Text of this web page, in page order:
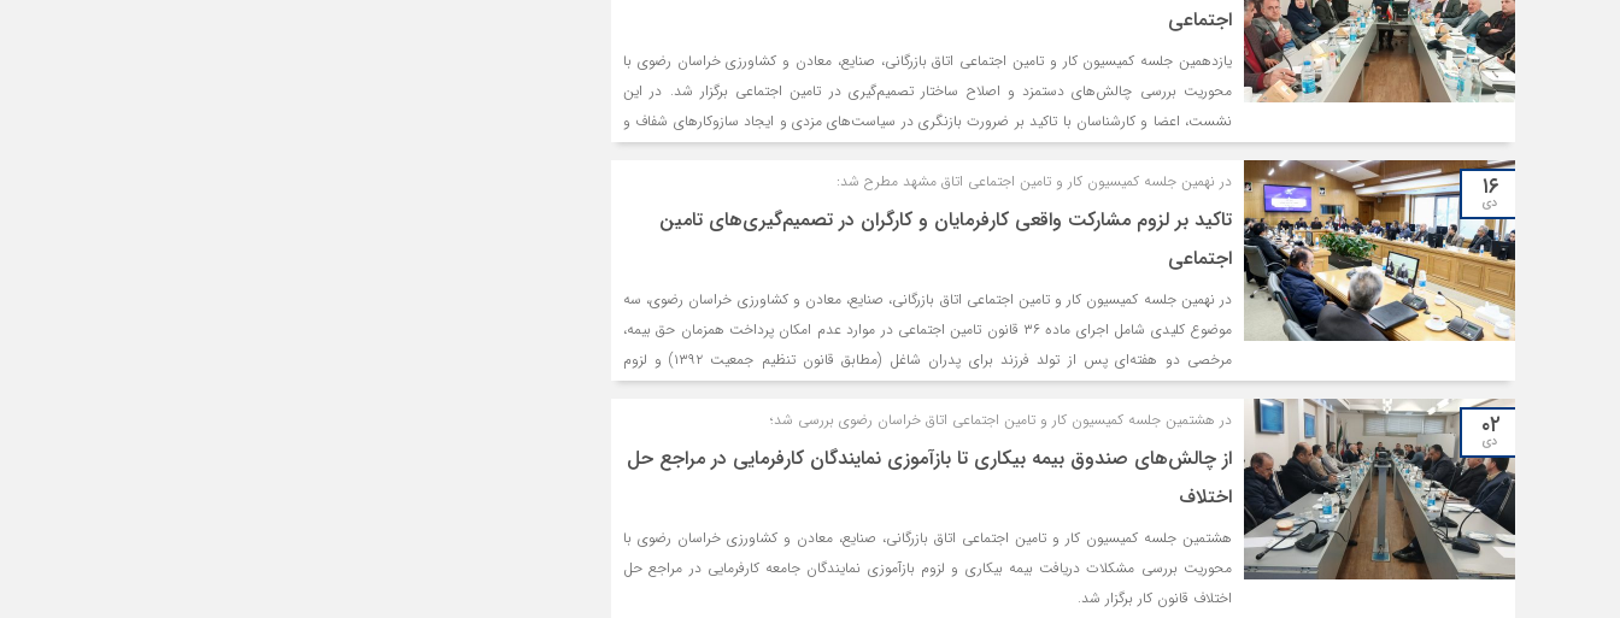
اجتماعی
یازدهمین جلسه کمیسیون کار و تامین اجتماعی اتاق بازرگانی، صنایع، معادن و کشاورزی خراسان رضوی با
محوریت بررسی چالش‌های دستمزد و اصلاح ساختار تصمیم‌گیری در تامین اجتماعی برگزار شد. در این
نشست، اعضا و کارشناسان با تاکید بر ضرورت بازنگری در سیاست‌های مزدی و ایجاد سازوکارهای شفاف و
کارآمد، بر لزوم مشارکت هم‌زمان کارگران، کارفرمایان و دولت برای حل مشکلات معیشتی و بیمه‌ای جامعه
کارگری تاکید کردند.
۱۶
دی
در نهمین جلسه کمیسیون کار و تامین اجتماعی اتاق مشهد مطرح شد:
تاکید بر لزوم مشارکت واقعی کارفرمایان و کارگران در تصمیم‌گیری‌های تامین
اجتماعی
در نهمین جلسه کمیسیون کار و تامین اجتماعی اتاق بازرگانی، صنایع، معادن و کشاورزی خراسان رضوی، سه
موضوع کلیدی شامل اجرای ماده ۳۶ قانون تامین اجتماعی در موارد عدم امکان پرداخت همزمان حق بیمه،
مرخصی دو هفته‌ای پس از تولد فرزند برای پدران شاغل (مطابق قانون تنظیم جمعیت ۱۳۹۲) و لزوم
بازآموزی نمایندگان کارفرمایان در مراجع حل اختلاف کار بررسی شد و بر لزوم مشارکت واقعی کارفرمایان و
کارگران در تصمیم‌گیری‌های تامین اجتماعی تاکید گردید.
۰۲
دی
در هشتمین جلسه کمیسیون کار و تامین اجتماعی اتاق خراسان رضوی بررسی شد؛
از چالش‌های صندوق بیمه بیکاری تا بازآموزی نمایندگان کارفرمایی در مراجع حل
اختلاف
هشتمین جلسه کمیسیون کار و تامین اجتماعی اتاق بازرگانی، صنایع، معادن و کشاورزی خراسان رضوی با
محوریت بررسی مشکلات دریافت بیمه بیکاری و لزوم بازآموزی نمایندگان جامعه کارفرمایی در مراجع حل
اختلاف قانون کار برگزار شد.